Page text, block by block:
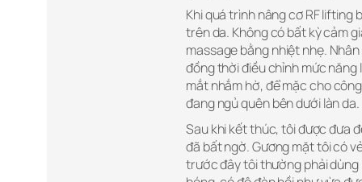
Khi quá trình nâng cơ RF lifting
trên da. Không có bất kỳ cảm
massage bằng nhiệt nhẹ.
đồng thời điều chỉnh mức
mắt nhắm hờ, để mặc cho
đang ngủ quên bên dưới làn da.
Sau khi kết thúc, tôi được đưa
đã bất ngờ. Gương mặt tôi có
trước đây tôi thường phải